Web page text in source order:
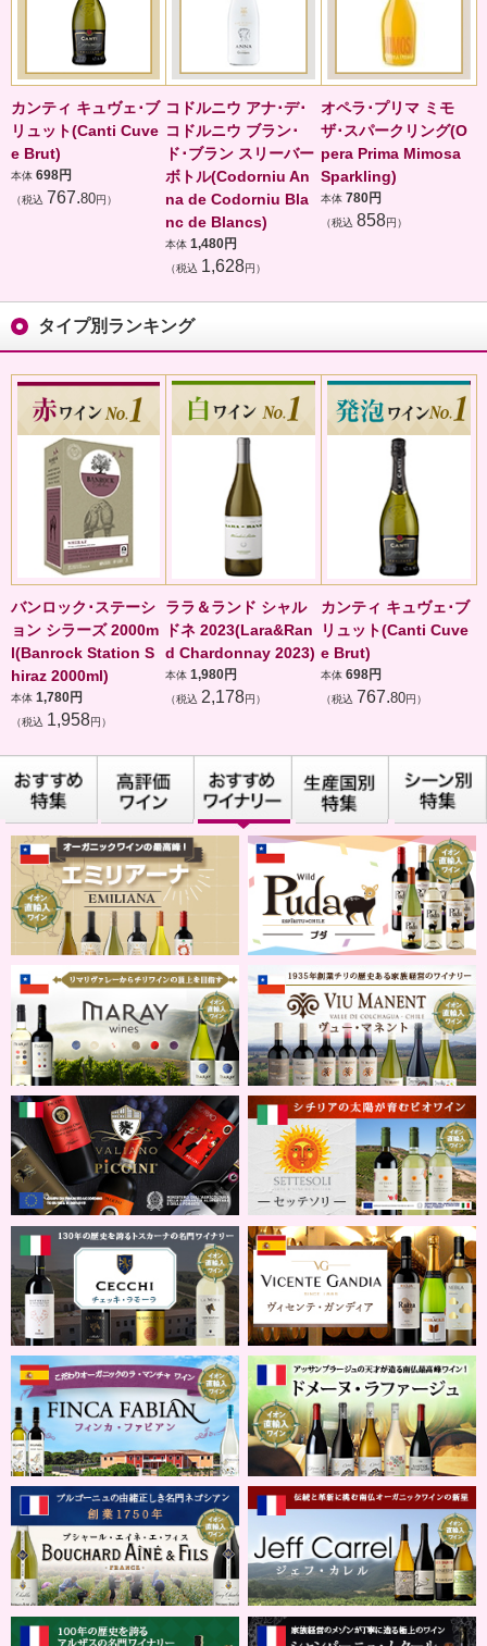
カンティ キュヴェ･ブ
リュット(Canti Cuve
e Brut)
本体 698円
（税込 767.80円）
コドルニウ アナ･デ･
コドルニウ ブラン･
ド･ブラン スリーバー
ボトル(Codorniu An
na de Codorniu Bla
nc de Blancs)
本体 1,480円
（税込 1,628円）
オペラ･プリマ ミモ
ザ･スパークリング(O
pera Prima Mimosa
Sparkling)
本体 780円
（税込 858円）
タイプ別ランキング
バンロック･ステーシ
ョン シラーズ 2000m
l(Banrock Station S
hiraz 2000ml)
本体 1,780円
（税込 1,958円）
ララ＆ランド シャル
ドネ 2023(Lara&Ran
d Chardonnay 2023)
本体 1,980円
（税込 2,178円）
カンティ キュヴェ･ブ
リュット(Canti Cuve
e Brut)
本体 698円
（税込 767.80円）